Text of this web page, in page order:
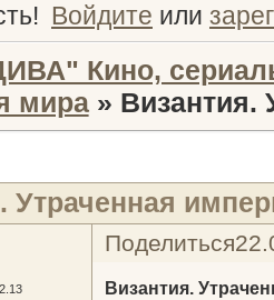
Войдите или
Кино,
мира » Византия.
Утраченная
Поделиться
Византия.